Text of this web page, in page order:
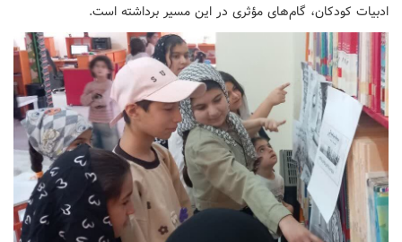
ادبیات کودکان، گام‌های مؤثری در این مسیر برداشته است.